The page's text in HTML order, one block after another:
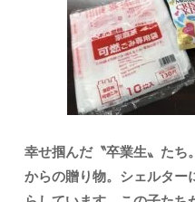
幸せ掴んだ〝卒業生〟たち
からの贈り物。シェルター